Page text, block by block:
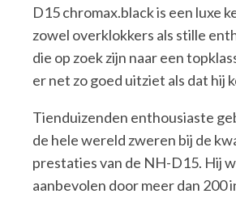
D15 chromax.black is een luxe
zowel overklokkers als stille
die op zoek zijn naar een
er net zo goed uitziet als dat hij
Tienduizenden enthousiaste
de hele wereld zweren bij de
prestaties van de NH-D15. Hij
aanbevolen door meer dan 200